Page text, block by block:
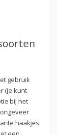
gebruik
(je kunt
bij het
haakjes